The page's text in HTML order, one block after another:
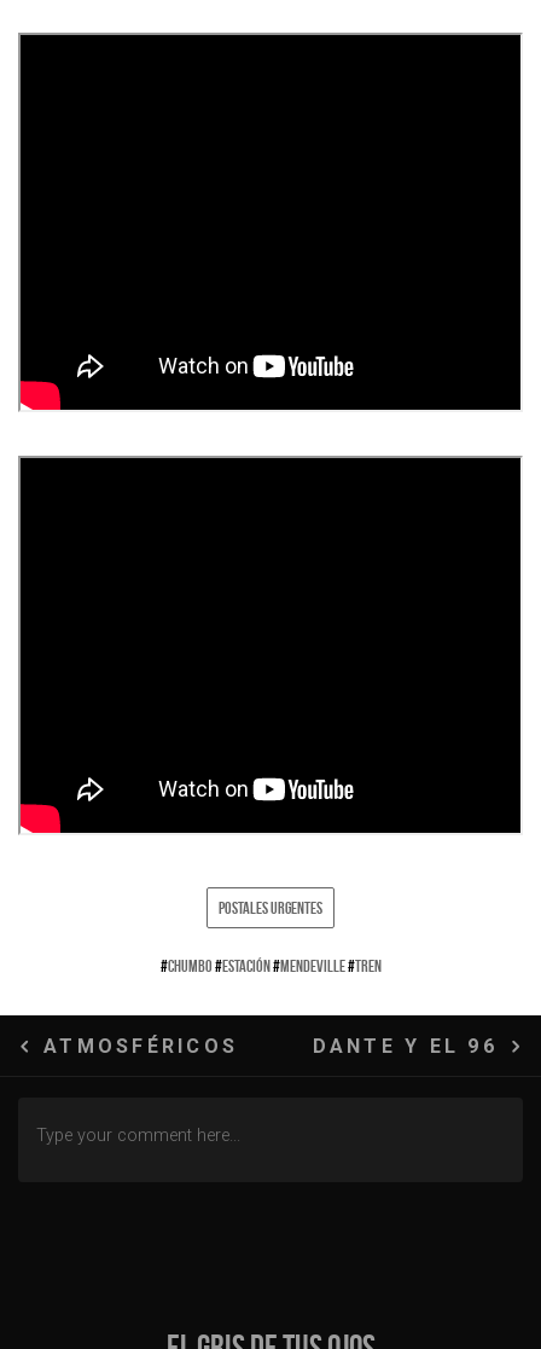
POSTALES URGENTES
#CHUMBO#ESTACIÓN#MENDEVILLE#TREN
Navegación
entradas
ATMOSFÉRICOS DANTE Y EL 96